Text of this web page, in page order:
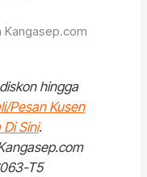
Kangasep.com
hingga
Pesan Kusen
Sini.
T5